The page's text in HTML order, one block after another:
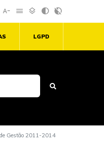
text_decrease menu layers contrast contrast_rtl_off
LGPD
Gestão 2011-2014